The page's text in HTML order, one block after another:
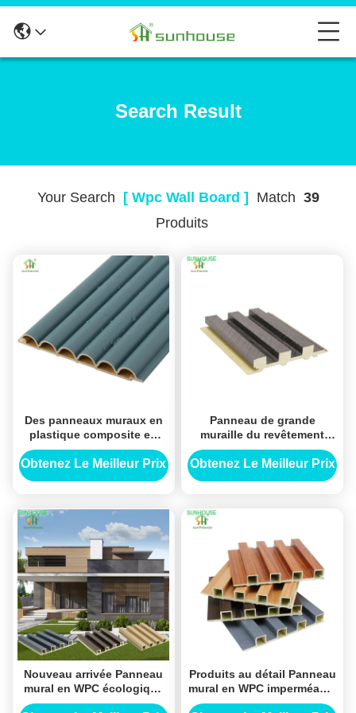
Search Result
Your Search [ Wpc Wall Board ] Match 39
Produits
Des panneaux muraux en
plastique composite en
bois.
Obtenez Le Meilleur Prix
Panneau de grande
muraille du revêtement
mural 219x26mm de Co-
Extrusion WPC
Obtenez Le Meilleur Prix
Nouveau arrivée Panneau
mural en WPC écologique
de haute qualité pour
Produits au détail Panneau
mural en WPC imperméable
à l'eau pour l'aménagement